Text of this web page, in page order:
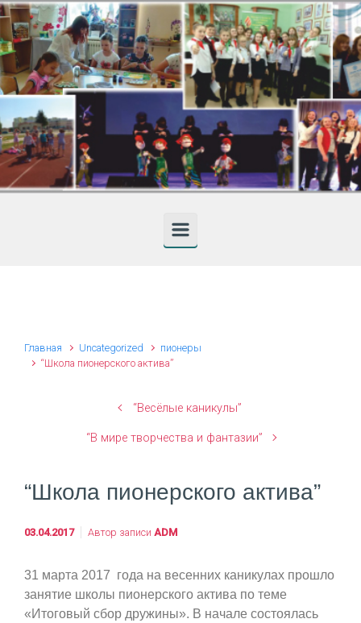
Skip to main content
Главная Uncategorized
пионеры
“Школа пионерского актива”
“Весёлые каникулы”
“В мире творчества и фантазии”
“Школа пионерского актива”
03.04.2017 Автор записи ADM
31 марта 2017 года на весенних каникулах прошло
занятие школы пионерского актива по теме
«Итоговый сбор дружины». В начале состоялась